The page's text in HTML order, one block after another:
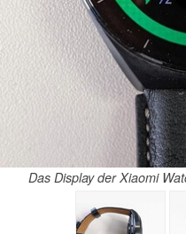
Das Display der Xiaomi